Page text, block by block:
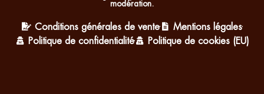
modération.
Conditions générales de vente
Mentions légales
Politique de confidentialité
Politique de cookies (EU)